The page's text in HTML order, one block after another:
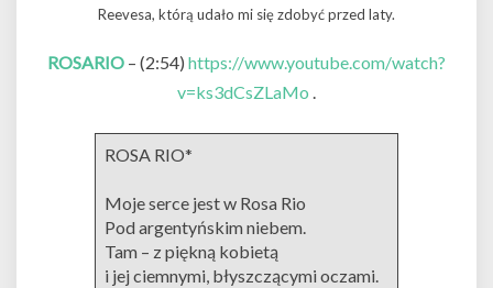
Reevesa, którą udało mi się zdobyć przed laty.
ROSARIO – (2:54) https://www.youtube.com/watch?
v=ks3dCsZLaMo .
ROSA RIO*
Moje serce jest w Rosa Rio
Pod argentyńskim niebem.
Tam – z piękną kobietą
i jej ciemnymi, błyszczącymi oczami.